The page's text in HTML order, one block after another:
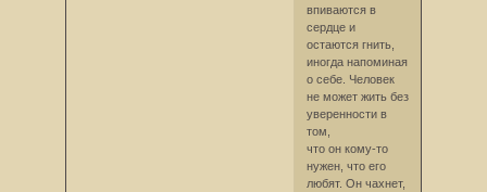
впиваются в
сердце и
остаются гнить,
иногда напоминая
о себе. Человек
не может жить без
уверенности в
том,
что он кому-то
нужен, что его
любят. Он чахнет,